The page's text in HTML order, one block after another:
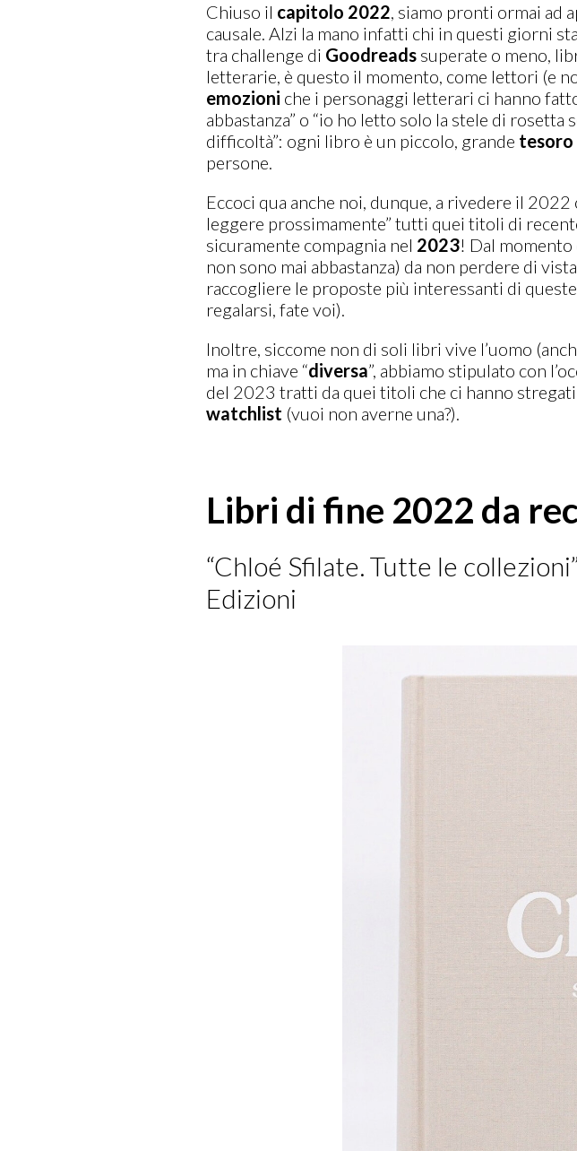
Chiuso il capitolo 2022, siamo pronti ormai ad
causale. Alzi la mano infatti chi in questi giorni
tra challenge di Goodreadssuperate o meno,
letterarie, è questo il momento, come lettori (e
emozioni che i personaggi letterari ci hanno
abbastanza” o “io ho letto solo la stele di
difficoltà”: ogni libro è un piccolo, grande tesoro
persone.
Eccoci qua anche noi, dunque, a rivedere il 2022
leggere prossimamente” tutti quei titoli di
sicuramente compagnia nel 2023! Dal momento
non sono mai abbastanza) da non perdere di
raccogliere le proposte più interessanti di
regalarsi, fate voi).
Inoltre, siccome non di soli libri vive l’uomo
ma in chiave “diversa”, abbiamo stipulato con
del 2023 tratti da quei titoli che ci hanno
watchlist (vuoi non averne una?).
Libri di fine 2022 da
“Chloé Sfilate. Tutte le
Edizioni